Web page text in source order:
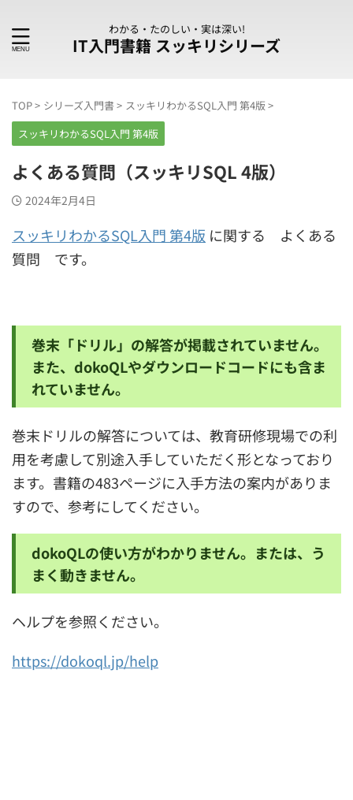
わかる・たのしい・実は深い!
IT入門書籍 スッキリシリーズ
TOP> シリーズ入門書> スッキリわかるSQL入門 第4版 >
スッキリわかるSQL入門 第4版
よくある質問（スッキリSQL 4版）
2024年2月4日
スッキリわかるSQL入門 第4版 に関する よくある
質問 です。
巻末「ドリル」の解答が掲載されていません。
また、dokoQLやダウンロードコードにも含ま
れていません。
巻末ドリルの解答については、教育研修現場での利
用を考慮して別途入手していただく形となっており
ます。書籍の483ページに入手方法の案内がありま
すので、参考にしてください。
dokoQLの使い方がわかりません。または、う
まく動きません。
ヘルプを参照ください。
https://dokoql.jp/help